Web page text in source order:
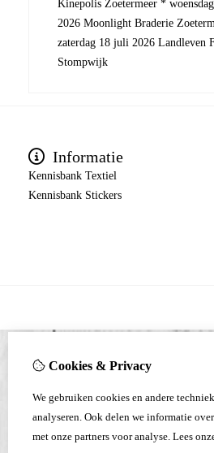
Kinepolis Zoetermeer *
2026 Moonlight Braderie
zaterdag 18 juli 2026 Landleven
Stompwijk
Informatie
Kennisbank Textiel
Kennisbank Stickers
Cookies & Privacy
We gebruiken cookies en andere
analyseren. Ook delen we informatie
met onze partners voor analyse. Lees